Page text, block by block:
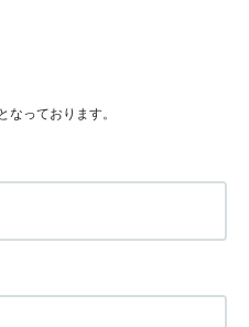
っております。